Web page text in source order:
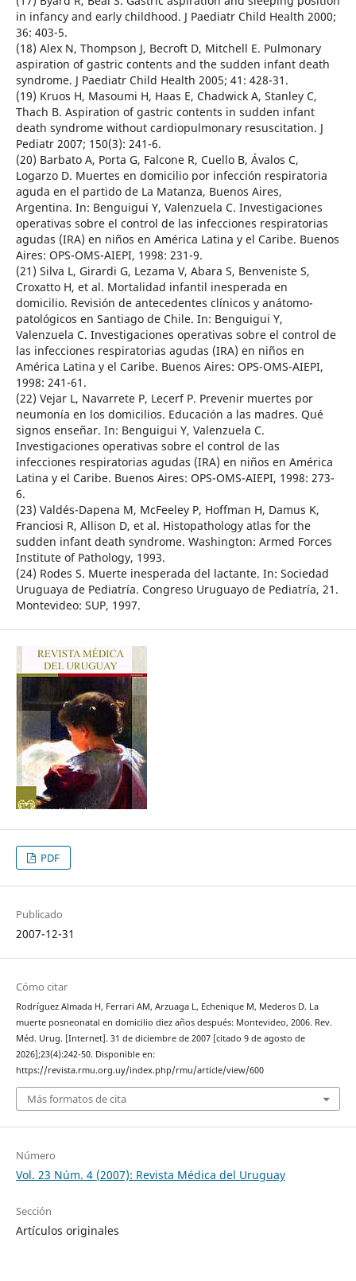
in infancy and early childhood. J Paediatr Child Health 2000;
36: 403-5.
(18) Alex N, Thompson J, Becroft D, Mitchell E. Pulmonary
aspiration of gastric contents and the sudden infant death
syndrome. J Paediatr Child Health 2005; 41: 428-31.
(19) Kruos H, Masoumi H, Haas E, Chadwick A, Stanley C,
Thach B. Aspiration of gastric contents in sudden infant
death syndrome without cardiopulmonary resuscitation. J
Pediatr 2007; 150(3): 241-6.
(20) Barbato A, Porta G, Falcone R, Cuello B, Ávalos C,
Logarzo D. Muertes en domicilio por infección respiratoria
aguda en el partido de La Matanza, Buenos Aires,
Argentina. In: Benguigui Y, Valenzuela C. Investigaciones
operativas sobre el control de las infecciones respiratorias
agudas (IRA) en niños en América Latina y el Caribe. Buenos
Aires: OPS-OMS-AIEPI, 1998: 231-9.
(21) Silva L, Girardi G, Lezama V, Abara S, Benveniste S,
Croxatto H, et al. Mortalidad infantil inesperada en
domicilio. Revisión de antecedentes clínicos y anátomo-
patológicos en Santiago de Chile. In: Benguigui Y,
Valenzuela C. Investigaciones operativas sobre el control de
las infecciones respiratorias agudas (IRA) en niños en
América Latina y el Caribe. Buenos Aires: OPS-OMS-AIEPI,
1998: 241-61.
(22) Vejar L, Navarrete P, Lecerf P. Prevenir muertes por
neumonía en los domicilios. Educación a las madres. Qué
signos enseñar. In: Benguigui Y, Valenzuela C.
Investigaciones operativas sobre el control de las
infecciones respiratorias agudas (IRA) en niños en América
Latina y el Caribe. Buenos Aires: OPS-OMS-AIEPI, 1998: 273-
6.
(23) Valdés-Dapena M, McFeeley P, Hoffman H, Damus K,
Franciosi R, Allison D, et al. Histopathology atlas for the
sudden infant death syndrome. Washington: Armed Forces
Institute of Pathology, 1993.
(24) Rodes S. Muerte inesperada del lactante. In: Sociedad
Uruguaya de Pediatría. Congreso Uruguayo de Pediatría, 21.
Montevideo: SUP, 1997.
PDF
Publicado
2007-12-31
Cómo citar
Rodríguez Almada H, Ferrari AM, Arzuaga L, Echenique M, Mederos D. La
muerte posneonatal en domicilio diez años después: Montevideo, 2006. Rev.
Méd. Urug. [Internet]. 31 de diciembre de 2007 [citado 9 de agosto de
2026];23(4):242-50. Disponible en:
https://revista.rmu.org.uy/index.php/rmu/article/view/600
Más formatos de cita
Número
Vol. 23 Núm. 4 (2007): Revista Médica del Uruguay
Sección
Artículos originales